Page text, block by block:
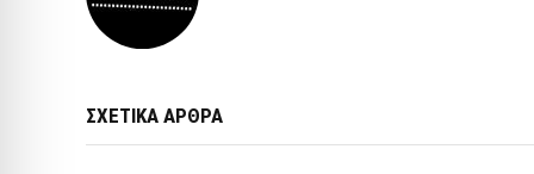
ΣΧΕΤΙΚΑ ΑΡΘΡΑ